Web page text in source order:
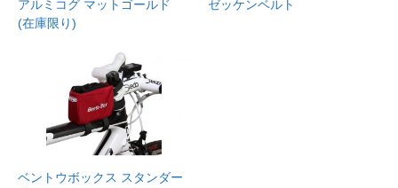
アルミコグ マットゴールド
(在庫限り)
ゼッケンベルト
ベントウボックス スタンダー